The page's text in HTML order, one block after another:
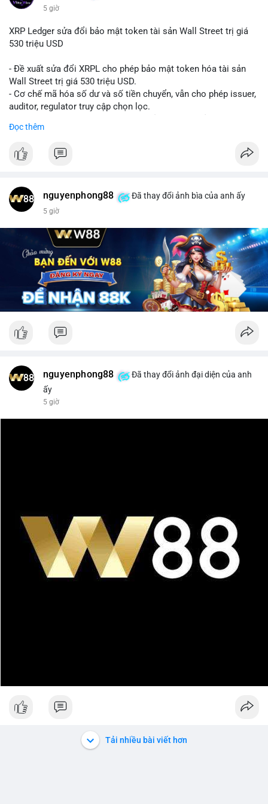
5 giờ
XRP Ledger sửa đổi bảo mật token tài sản Wall Street trị giá
530 triệu USD
- Đề xuất sửa đổi XRPL cho phép bảo mật token hóa tài sản
Wall Street trị giá 530 triệu USD.
- Cơ chế mã hóa số dư và số tiền chuyển, vẫn cho phép issuer,
auditor, regulator truy cập chọn lọc.
tài chính.
chức tài chính.
$xrp
#titanbot
📰 Nguồn: CoinDesk
Đọc thêm
nguyenphong88 Đã thay đổi ảnh bìa của anh ấy
5 giờ
nguyenphong88
Đã thay đổi ảnh đại diện của anh
ấy
5 giờ
Tải nhiều bài viết hơn